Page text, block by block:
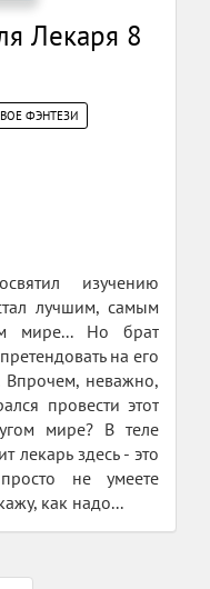
Лекаря 8
ФЭНТЕЗИ
изучению
лучшим, самым
мире... Но брат
на его
Впрочем, неважно,
провести этот
мире? В теле
лекарь здесь - это
не умеете
как надо...